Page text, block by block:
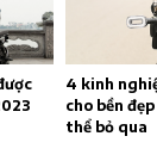
4 kinh
cho bền
thể bỏ qua